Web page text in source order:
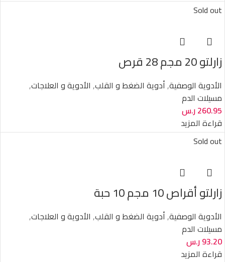
Sold out
زارلتو 20 مجم 28 قرص
الأدوية الوصفية,أدوية الضغط و القلب, الأدوية و العلاجات,
مسيلات الدم
260.95ر.س
قراءة المزيد
Sold out
زارلتو أقراص 10 مجم 10 حبة
الأدوية الوصفية,أدوية الضغط و القلب, الأدوية و العلاجات,
مسيلات الدم
93.20ر.س
قراءة المزيد